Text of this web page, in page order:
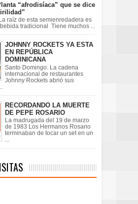
“afrodisíaca” que se dice
raíz de esta semienredadera es
tradicional Tiene muchos ...
JOHNNY ROCKETS YA ESTA
EN REPÚBLICA
DOMINICANA
Santo Domingo. La cadena
internacional de restaurantes
Johnny Rockets abrió sus
RECORDANDO LA MUERTE
DE PEPE ROSARIO
La madrugada del 19 de marzo
de 1983 Los Hermanos Rosario
terminaban de tocar un set en un
...